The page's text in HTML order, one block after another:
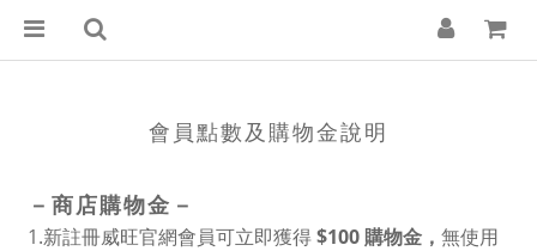
會員點數及購物金說明
－商店購物金 －
1.新註冊威旺官網會員可立即獲得$100 購物金， 無使用